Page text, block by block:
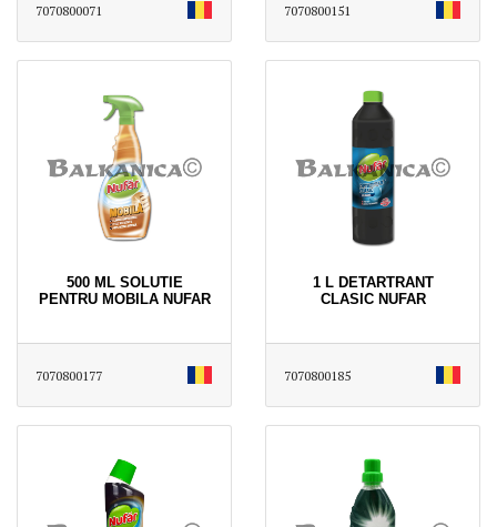
7070800071 7070800151
500 ML SOLUTIE
PENTRU MOBILA NUFAR
7070800177
1 L DETARTRANT
CLASIC NUFAR
7070800185